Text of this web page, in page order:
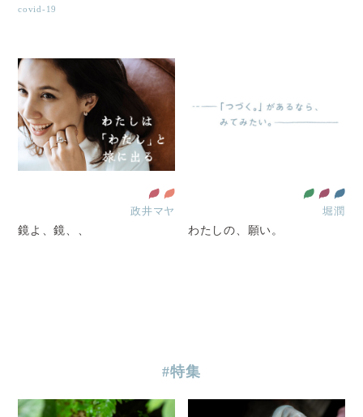
covid-19
政井マヤ
鏡よ、鏡、、
堀潤
わたしの、願い。
#特集